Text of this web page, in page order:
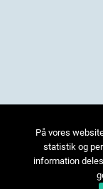
På vores
statistik og
information